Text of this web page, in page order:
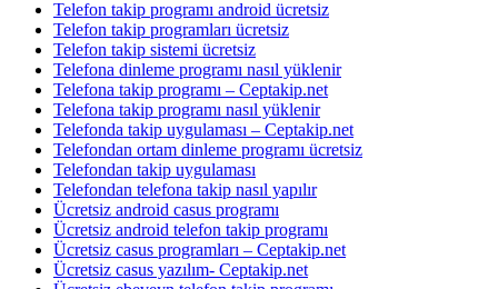
Telefon takip programı android ücretsiz
Telefon takip programları ücretsiz
Telefon takip sistemi ücretsiz
Telefona dinleme programı nasıl yüklenir
Telefona takip programı – Ceptakip.net
Telefona takip programı nasıl yüklenir
Telefonda takip uygulaması – Ceptakip.net
Telefondan ortam dinleme programı ücretsiz
Telefondan takip uygulaması
Telefondan telefona takip nasıl yapılır
Ücretsiz android casus programı
Ücretsiz android telefon takip programı
Ücretsiz casus programları – Ceptakip.net
Ücretsiz casus yazılım- Ceptakip.net